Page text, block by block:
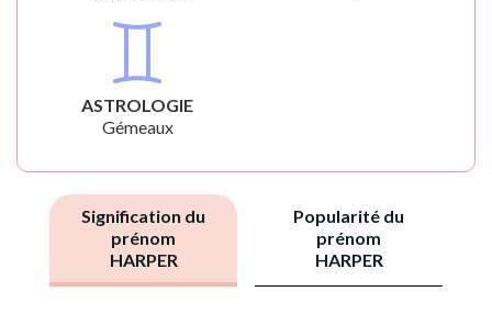
ASTROLOGIE
Gémeaux
Signification du
prénom
HARPER
Popularité du
prénom
HARPER